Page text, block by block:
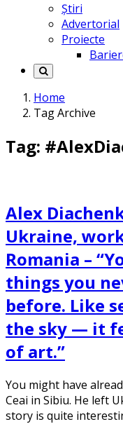
Știri
Advertorial
Proiecte
Home
Tag Archive
Tag:
Alex
Ukraine,
Romania –
things you
before. Like
the sky — it
of art.”
You might have
Ceai in Sibiu. He left
story is quite